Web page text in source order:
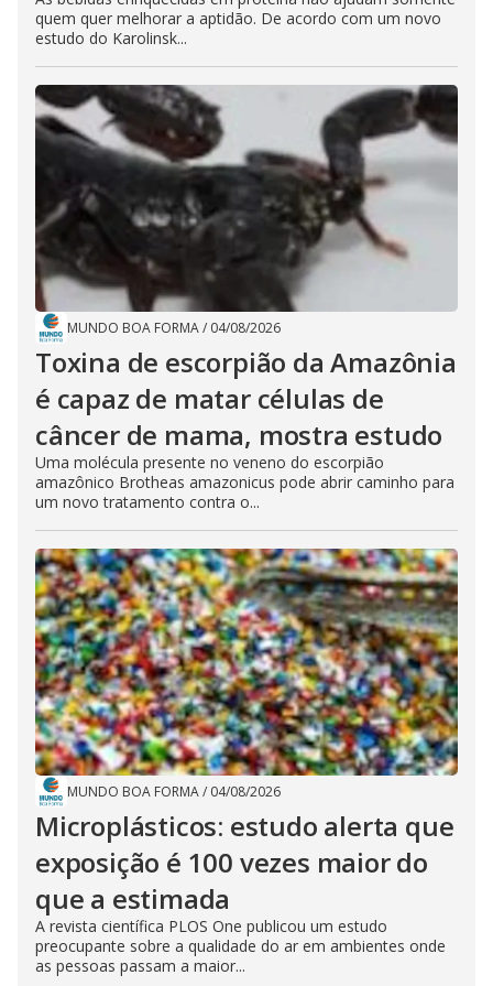
quem quer melhorar a aptidão. De acordo com um novo
estudo do Karolinsk...
MUNDO BOA FORMA/ 04/08/2026
Toxina de escorpião da Amazônia
é capaz de matar células de
câncer de mama, mostra estudo
Uma molécula presente no veneno do escorpião
amazônico Brotheas amazonicus pode abrir caminho para
um novo tratamento contra o...
MUNDO BOA FORMA/ 04/08/2026
Microplásticos: estudo alerta que
exposição é 100 vezes maior do
que a estimada
A revista científica PLOS One publicou um estudo
preocupante sobre a qualidade do ar em ambientes onde
as pessoas passam a maior...